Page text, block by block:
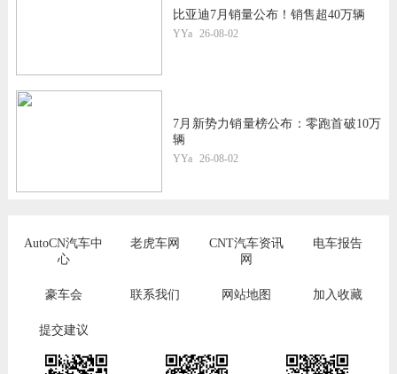
比亚迪7月销量公布！销售超40万辆
YYa 26-08-02
7月新势力销量榜公布：零跑首破10万
辆
YYa 26-08-02
AutoCN汽车中
心
老虎车网
CNT汽车资讯
网
电车报告
豪车会 联系我们 网站地图 加入收藏
提交建议